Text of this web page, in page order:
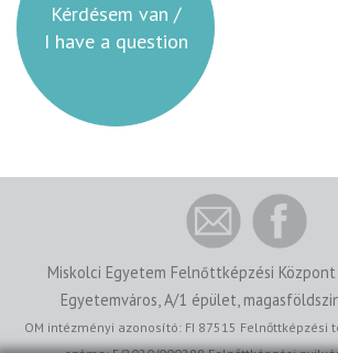
Kérdésem van /
I have a question
Miskolci Egyetem Felnőttképzési
Egyetemváros, A/1 épület,
OM intézményi azonosító: FI 87515 Felnőttképzési